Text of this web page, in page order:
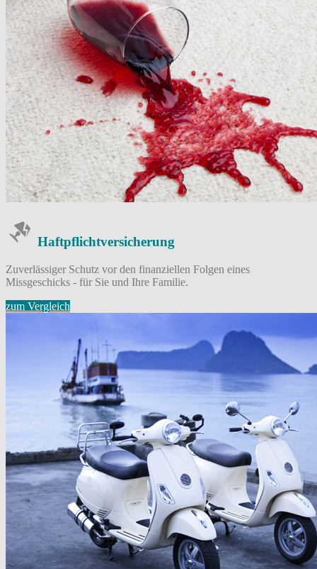
Haftpflicht­versicherung
Zuverlässiger Schutz vor den finanziellen Folgen eines
Missgeschicks - für Sie und Ihre Familie.
zum Vergleich